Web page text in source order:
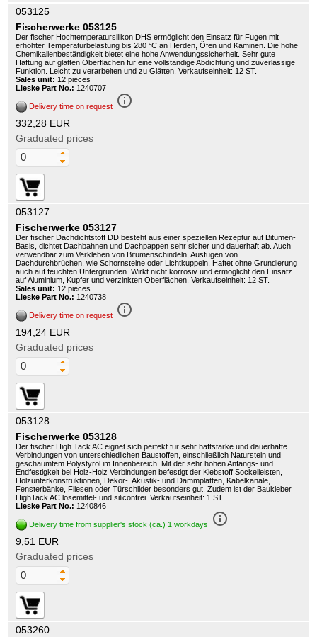
053125
Fischerwerke 053125
Der fischer Hochtemperatursilikon DHS ermöglicht den Einsatz für Fugen mit
erhöhter Temperaturbelastung bis 280 °C an Herden, Öfen und Kaminen. Die hohe
Chemikalienbeständigkeit bietet eine hohe Anwendungssicherheit. Sehr gute
Haftung auf glatten Oberflächen für eine vollständige Abdichtung und zuverlässige
Funktion. Leicht zu verarbeiten und zu Glätten. Verkaufseinheit: 12 ST.
Sales unit: 12 pieces
Lieske Part No.: 1240707
Delivery time on request info_outline
332,28 EUR
Graduated prices
053127
Fischerwerke 053127
Der fischer Dachdichtstoff DD besteht aus einer speziellen Rezeptur auf Bitumen-
Basis, dichtet Dachbahnen und Dachpappen sehr sicher und dauerhaft ab. Auch
verwendbar zum Verkleben von Bitumenschindeln, Ausfugen von
Dachdurchbrüchen, wie Schornsteine oder Lichtkuppeln. Haftet ohne Grundierung
auch auf feuchten Untergründen. Wirkt nicht korrosiv und ermöglicht den Einsatz
auf Aluminium, Kupfer und verzinkten Oberflächen. Verkaufseinheit: 12 ST.
Sales unit: 12 pieces
Lieske Part No.: 1240738
Delivery time on request info_outline
194,24 EUR
Graduated prices
053128
Fischerwerke 053128
Der fischer High Tack AC eignet sich perfekt für sehr haftstarke und dauerhafte
Verbindungen von unterschiedlichen Baustoffen, einschließlich Naturstein und
geschäumtem Polystyrol im Innenbereich. Mit der sehr hohen Anfangs- und
Endfestigkeit bei Holz-Holz Verbindungen befestigt der Klebstoff Sockelleisten,
Holzunterkonstruktionen, Dekor-, Akustik- und Dämmplatten, Kabelkanäle,
Fensterbänke, Fliesen oder Türschilder besonders gut. Zudem ist der Baukleber
HighTack AC lösemittel- und siliconfrei. Verkaufseinheit: 1 ST.
Lieske Part No.: 1240846
Delivery time from supplier's stock (ca.) 1 workdays info_outline
9,51 EUR
Graduated prices
053260